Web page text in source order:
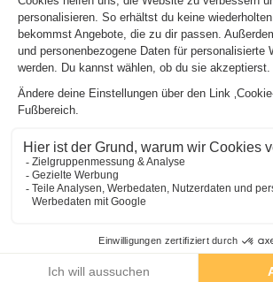
Alle Unterkünfte sehen (10)
Camping Les Truffières de Dordogne
Aquitanien,Saint Genies